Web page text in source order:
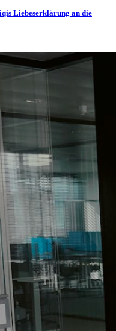
Liebeserklärung an die